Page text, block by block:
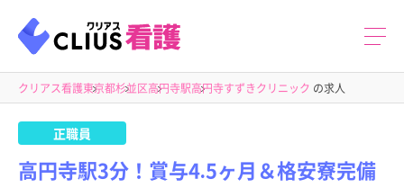
クリアス看護東京都杉並区高円寺駅高円寺すずきクリニック の求人
正職員
高円寺駅3分！賞与4.5ヶ月＆格安寮完備